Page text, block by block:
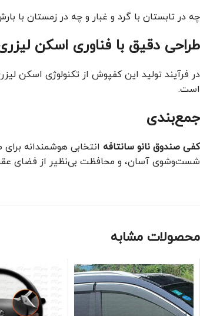
چه در تابستان با گرد و غبار و چه در زمستان با
طراحی دقیق با فناوری اسکن
در فرآیند تولید این کفپوش از تکنولوژی اسکن
است.
جمع‌بندی
کفی صندوق نانو سانتافه انتخابی هوشمندانه
شست‌وشوی آسان، و محافظت بی‌نظیر از فضای
محصولات مشابه